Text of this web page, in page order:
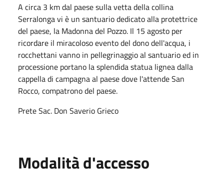
A circa 3 km dal paese sulla vetta della collina
Serralonga vi è un santuario dedicato alla protettrice
del paese, la Madonna del Pozzo. Il 15 agosto per
ricordare il miracoloso evento del dono dell'acqua, i
rocchettani vanno in pellegrinaggio al santuario ed in
processione portano la splendida statua lignea dalla
cappella di campagna al paese dove l'attende San
Rocco, compatrono del paese.
Prete Sac. Don Saverio Grieco
Modalità d'accesso